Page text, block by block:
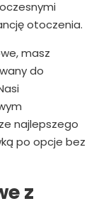
otoczenia.
masz
do
najlepszego
po opcje bez
z